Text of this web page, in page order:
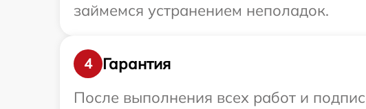
займемся устранением неполадок.
4
Гарантия
После выполнения всех работ и